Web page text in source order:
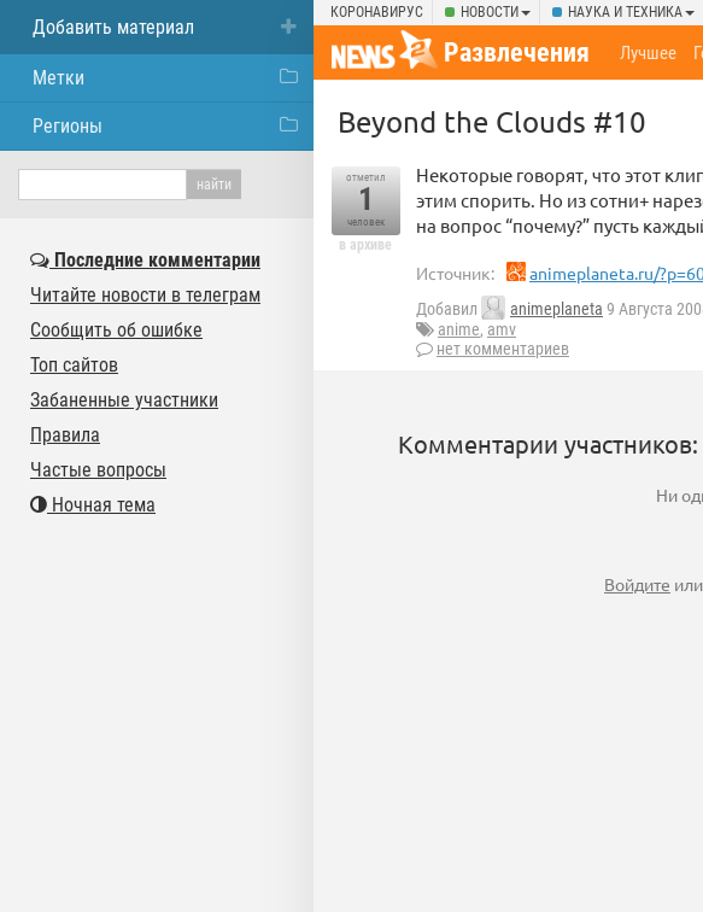
КОРОНАВИРУС НОВОСТИ НАУКА И ТЕХНИКА
Развлечения Лучшее
Beyond the Clouds #10
отметил
1
человек
в архиве
Некоторые говорят, что этот
этим спорить. Но из сотни+
на вопрос “почему?” пусть
Источник: animeplaneta.ru/
Добавил animeplaneta 9 Августа
anime, amv
нет комментариев
Комментарии участников:
Ни
Войдите или
Добавить материал
Метки
Регионы
Последние комментарии
Читайте новости в телеграм
Сообщить об ошибке
Топ сайтов
Забаненные участники
Правила
Частые вопросы
Ночная тема